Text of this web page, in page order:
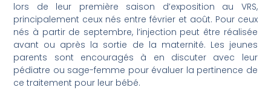
lors de leur première saison d’exposition au VRS,
principalement ceux nés entre février et août. Pour ceux
nés à partir de septembre, l’injection peut être réalisée
avant ou après la sortie de la maternité. Les jeunes
parents sont encouragés à en discuter avec leur
pédiatre ou sage-femme pour évaluer la pertinence de
ce traitement pour leur bébé.